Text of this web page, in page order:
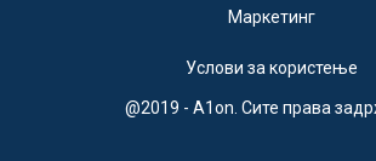
Маркетинг
Услови за користење
@2019 - A1on. Сите права